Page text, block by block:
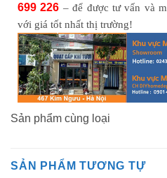
699 226 – để được tư vấn và
với giá tốt nhất thị trường!
Sản phẩm cùng loại
SẢN PHẨM TƯƠNG TỰ